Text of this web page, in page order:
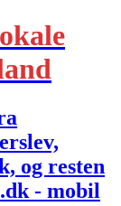
og resten
- mobil